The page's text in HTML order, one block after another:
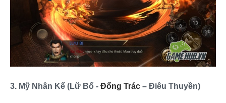
3. Mỹ Nhân Kế (Lữ Bố - Đổng Trác – Điêu Thuyền)